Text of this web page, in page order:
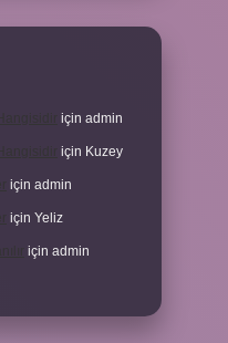
için admin
için Kuzey
için admin
için Yeliz
için admin